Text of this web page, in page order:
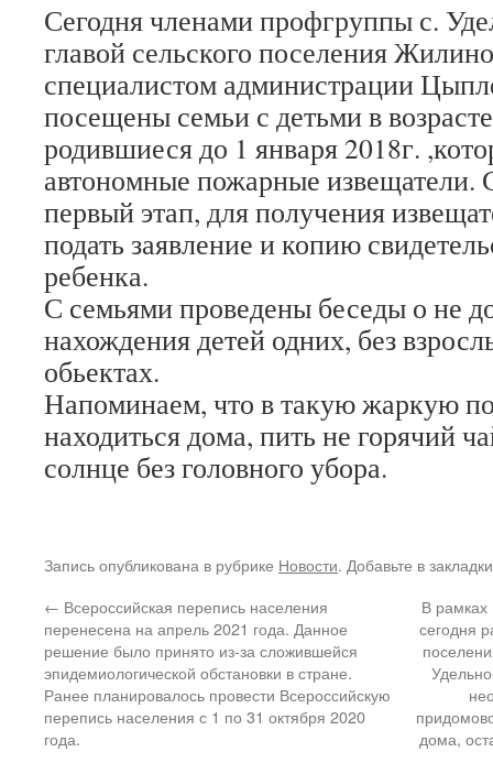
Сегодня членами профгруппы с.
главой сельского поселения
специалистом администрации
посещены семьи с детьми в
родившиеся до 1 января 2018г.
автономные пожарные извещатели.
первый этап, для получения
подать заявление и копию
ребенка.
С семьями проведены беседы о не
нахождения детей одних, без
обьектах.
Напоминаем, что в такую жаркую
находиться дома, пить не горячий
солнце без головного убора.
Запись опубликована в рубрике Новости. Добавьте в
← Всероссийская перепись населения
перенесена на апрель 2021 года. Данное
решение было принято из-за сложившейся
эпидемиологической обстановки в стране.
Ранее планировалось провести Всероссийскую
перепись населения с 1 по 31 октября 2020
года.
В рамках
сегодня
дома,